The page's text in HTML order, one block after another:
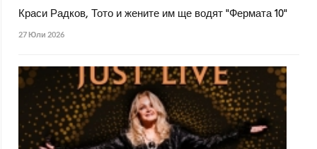
Краси Радков, Тото и жените им ще водят "Фермата 10"
27 Юли 2026